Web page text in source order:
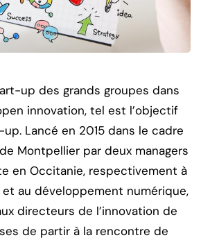
up des grands groupes dans
innovation, tel est l’objectif
up. Lancé en 2015 dans le cadre
Montpellier par deux managers
en Occitanie, respectivement à
au développement numérique,
directeurs de l’innovation de
de partir à la rencontre de